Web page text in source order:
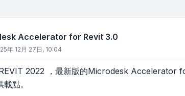
Accelerator for Revit 3.0
年 12月 27日, 10:04
2022 ，最新版的Microdesk Accelerator
點。